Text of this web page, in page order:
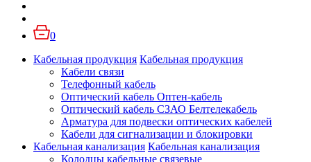
0
Кабельная продукция Кабельная продукция
Кабели связи
Телефонный кабель
Оптический кабель Оптен-кабель
Оптический кабель СЗАО Белтелекабель
Арматура для подвески оптических кабелей
Кабели для сигнализации и блокировки
Кабельная канализация Кабельная канализация
Колодцы кабельные связевые